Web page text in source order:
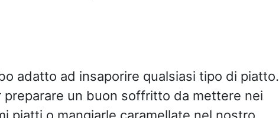
adatto ad insaporire qualsiasi tipo di piatto.
preparare un buon soffritto da mettere nei
piatti o mangiarle caramellate nel nostro